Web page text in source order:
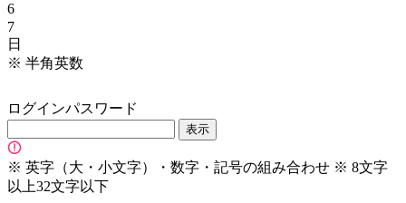
6
7
日
※ 半角英数
ログインパスワード
表示
※ 英字（大・小文字）・数字・記号の組み合わせ ※ 8文字
以上32文字以下